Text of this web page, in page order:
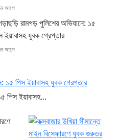
আগে
রামগড় পুলিশের অভিযানে: ১৫
ইয়াবাসহ যুবক গ্রেপ্তার
আগে
পিস ইয়াবাসহ...